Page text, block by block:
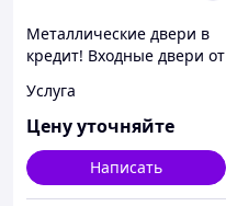
Металлические двери в
кредит! Входные двери от
metalice de intrare in
credit
Услуга
Цену уточняйте
Написать